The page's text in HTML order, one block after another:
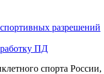
разрешений
ПД
спорта России,